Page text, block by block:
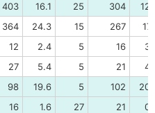
403 16.1 25 304
364 24.3 15 267
12 2.4 5 16
27 5.4 5 21
98 19.6 5 102
16 1.6 27 21